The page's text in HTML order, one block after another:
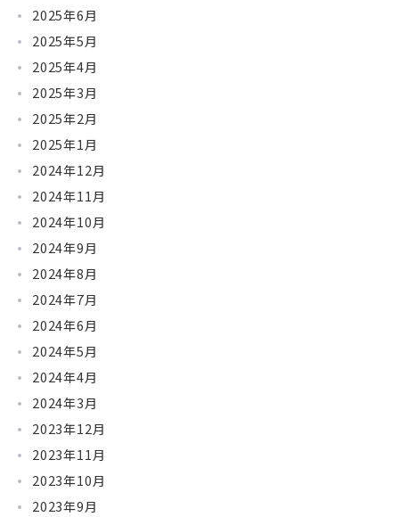
2025年6月
2025年5月
2025年4月
2025年3月
2025年2月
2025年1月
2024年12月
2024年11月
2024年10月
2024年9月
2024年8月
2024年7月
2024年6月
2024年5月
2024年4月
2024年3月
2023年12月
2023年11月
2023年10月
2023年9月